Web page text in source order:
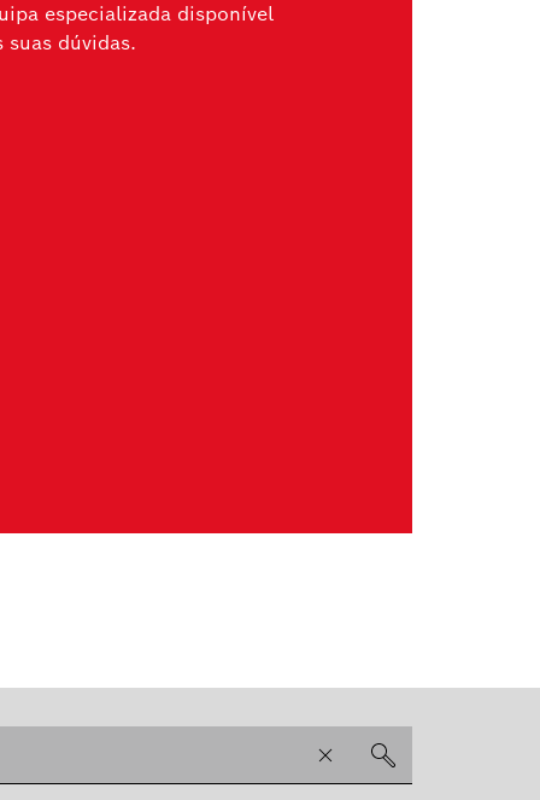
especializada disponível
dúvidas.